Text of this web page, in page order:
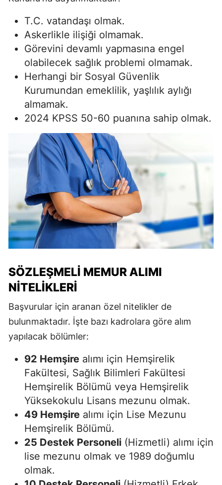
T.C. vatandaşı olmak.
Askerlikle ilişiği olmamak.
Görevini devamlı yapmasına engel
olabilecek sağlık problemi olmamak.
Herhangi bir Sosyal Güvenlik
Kurumundan emeklilik, yaşlılık aylığı
almamak.
2024 KPSS 50-60 puanına sahip olmak.
SÖZLEŞMELI MEMUR ALIMI
NITELIKLERI
Başvurular için aranan özel nitelikler de
bulunmaktadır. İşte bazı kadrolara göre alım
yapılacak bölümler:
92 Hemşire alımı için Hemşirelik
Fakültesi, Sağlık Bilimleri Fakültesi
Hemşirelik Bölümü veya Hemşirelik
Yüksekokulu Lisans mezunu olmak.
49 Hemşire alımı için Lise Mezunu
Hemşirelik Bölümü.
25 Destek Personeli (Hizmetli) alımı için
lise mezunu olmak ve 1989 doğumlu
olmak.